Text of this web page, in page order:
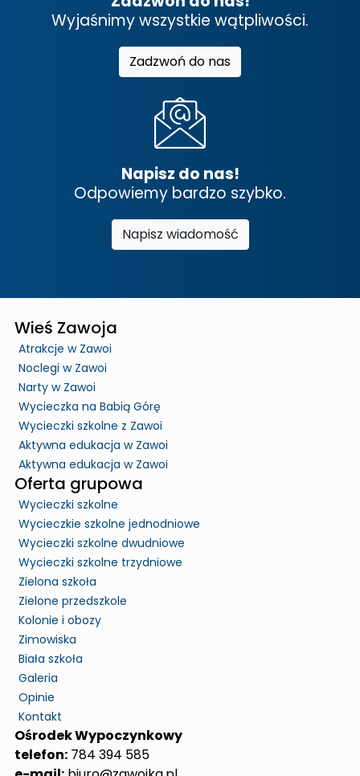
Wyjaśnimy wszystkie wątpliwości.
Zadzwoń do nas
Napisz do nas!
Odpowiemy bardzo szybko.
Napisz wiadomość
Wieś Zawoja
Atrakcje w Zawoi
Noclegi w Zawoi
Narty w Zawoi
Wycieczka na Babią Górę
Wycieczki szkolne z Zawoi
Aktywna edukacja w Zawoi
Aktywna edukacja w Zawoi
Oferta grupowa
Wycieczki szkolne
Wycieczkie szkolne jednodniowe
Wycieczki szkolne dwudniowe
Wycieczki szkolne trzydniowe
Zielona szkoła
Zielone przedszkole
Kolonie i obozy
Zimowiska
Biała szkoła
Galeria
Opinie
Kontakt
Ośrodek Wypoczynkowy
telefon: 784 394 585